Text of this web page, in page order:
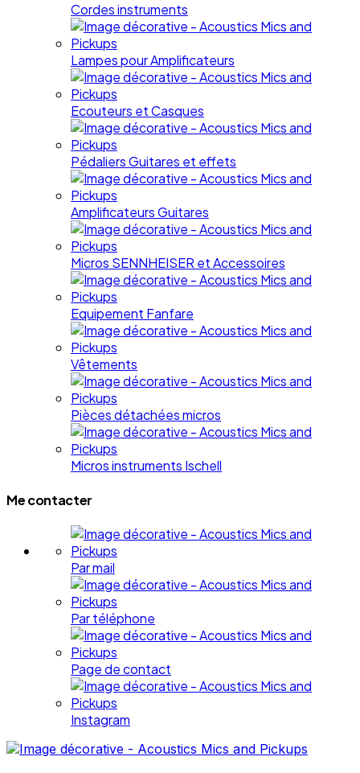
Cordes instruments
Lampes pour Amplificateurs
Ecouteurs et Casques
Pédaliers Guitares et effets
Amplificateurs Guitares
Micros SENNHEISER et Accessoires
Equipement Fanfare
Vêtements
Pièces détachées micros
Micros instruments Ischell
Me contacter
Par mail
Par téléphone
Page de contact
Instagram